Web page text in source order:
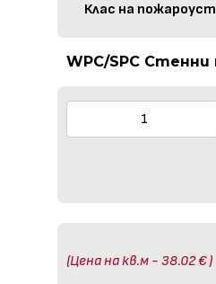
Клас на
WPC/SPC Стенни
(Цена на кв.м - 38.02 € )